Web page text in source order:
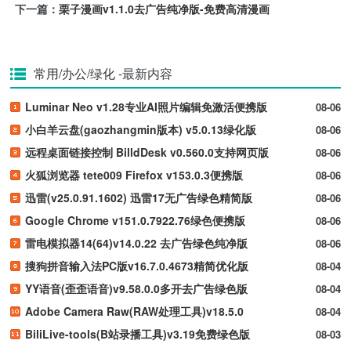
下一篇： 栗子漫画v1.1.0去广告纯净版-免费高清漫画
常用/办公/绿化-最新内容
08-06
Luminar Neo v1.28专业AI照片编辑免激活便携版
08-06
小白羊云盘(gaozhangmin版本) v5.0.13绿化版
08-06
远程桌面链接控制 BilldDesk v0.560.0支持网页版
08-06
火狐浏览器 tete009 Firefox v153.0.3便携版
08-06
迅雷(v25.0.91.1602) 迅雷17无广告绿色精简版
08-06
Google Chrome v151.0.7922.76绿色便携版
08-06
雷电模拟器14(64)v14.0.22 去广告绿色纯净版
08-04
搜狗拼音输入法PC版v16.7.0.4673精简优化版
08-04
YY语音(歪歪语音)v9.58.0.0多开去广告绿色版
08-04
Adobe Camera Raw(RAW处理工具)v18.5.0
08-03
BiliLive-tools(B站录播工具)v3.19免费绿色版